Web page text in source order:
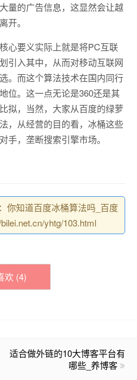
量的广告信息，这显然会让越
开。
心要义实际上就是将PC互联
引入其中，从而对移动互联网
。而这个算法技术在国内同行
位。这一点无论是360还是其
拟，当然，大家从百度的绿萝
，从经营的目的看，冰桶这些
手，垄断搜索引擎市场。
你知道百度冰桶算法吗_百度
yhtg/103.html
欢 (4)
适合做外链的10大博客平台有
哪些_养博客